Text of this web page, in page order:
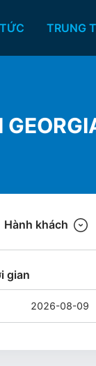
TRUNG
Hành khách
gian